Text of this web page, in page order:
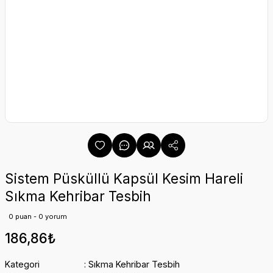
Sistem Püsküllü Kapsül Kesim Hareli
Sıkma Kehribar Tesbih
0 puan - 0 yorum
186,86₺
Kategori
Sıkma Kehribar Tesbih